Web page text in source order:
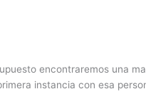
encontraremos una
instancia con esa